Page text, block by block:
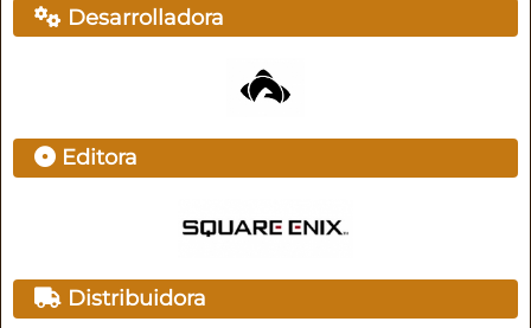
Desarrolladora
Editora
Distribuidora